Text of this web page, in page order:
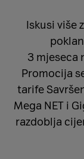
Iskusi više
3 mjeseca
Promocija
tarife
Mega NET i
razdoblja